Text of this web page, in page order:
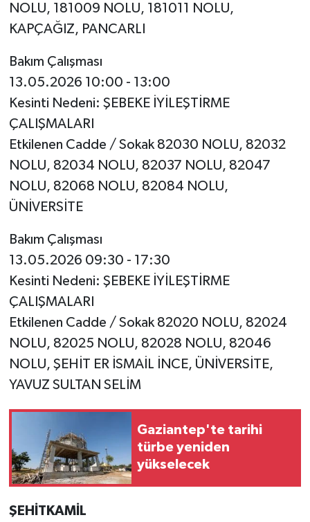
NOLU, 181009 NOLU, 181011 NOLU,
KAPÇAĞIZ, PANCARLI
Bakım Çalışması
13.05.2026 10:00 - 13:00
Kesinti Nedeni: ŞEBEKE İYİLEŞTİRME
ÇALIŞMALARI
Etkilenen Cadde / Sokak 82030 NOLU, 82032
NOLU, 82034 NOLU, 82037 NOLU, 82047
NOLU, 82068 NOLU, 82084 NOLU,
ÜNİVERSİTE
Bakım Çalışması
13.05.2026 09:30 - 17:30
Kesinti Nedeni: ŞEBEKE İYİLEŞTİRME
ÇALIŞMALARI
Etkilenen Cadde / Sokak 82020 NOLU, 82024
NOLU, 82025 NOLU, 82028 NOLU, 82046
NOLU, ŞEHİT ER İSMAİL İNCE, ÜNİVERSİTE,
YAVUZ SULTAN SELİM
Gaziantep'te tarihi
türbe yeniden
yükselecek
ŞEHİTKAMİL